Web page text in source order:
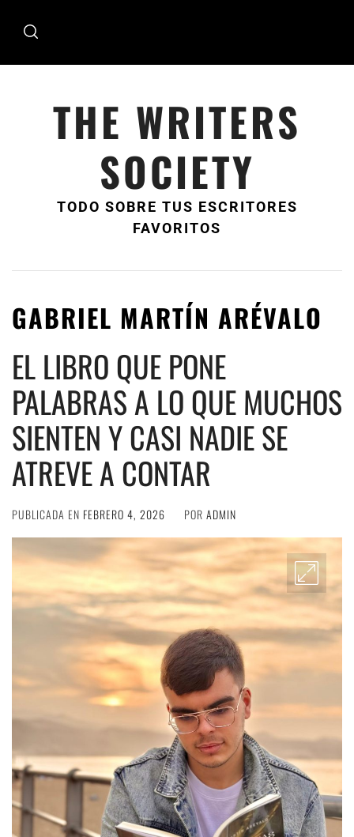
THE WRITERS
SOCIETY
TODO SOBRE TUS ESCRITORES
FAVORITOS
GABRIEL MARTÍN ARÉVALO
EL LIBRO QUE PONE
PALABRAS A LO QUE MUCHOS
SIENTEN Y CASI NADIE SE
ATREVE A CONTAR
PUBLICADA EN FEBRERO 4, 2026 POR ADMIN